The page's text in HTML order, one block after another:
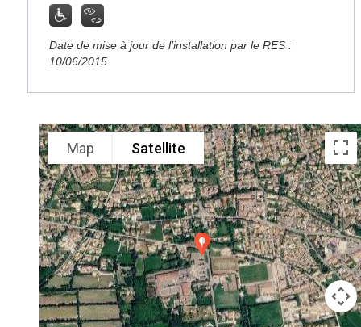
Date de mise à jour de l’installation par le RES :
10/06/2015
Map Satellite